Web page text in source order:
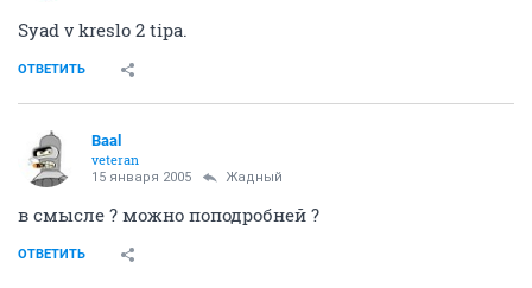
Syad v kreslo 2 tipa.
ОТВЕТИТЬ
Baal
veteran
15 января 2005 Жадный
в смысле ? можно поподробней ?
ОТВЕТИТЬ